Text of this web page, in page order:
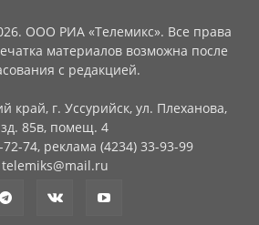
ООО РИА «Телемикс». Все права
материалов возможна после
с редакцией.
край, г. Уссурийск, ул. Плеханова,
зд. 85в, помещ. 4
72-74, реклама (4234) 33-93-99
telemiks@mail.ru